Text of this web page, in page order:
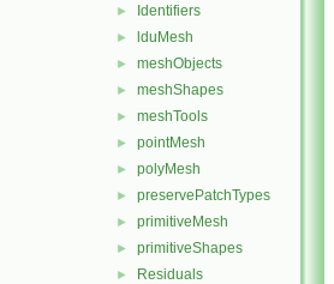
► Identifiers
► lduMesh
► meshObjects
► meshShapes
► meshTools
► pointMesh
► polyMesh
► preservePatchTypes
► primitiveMesh
► primitiveShapes
► Residuals